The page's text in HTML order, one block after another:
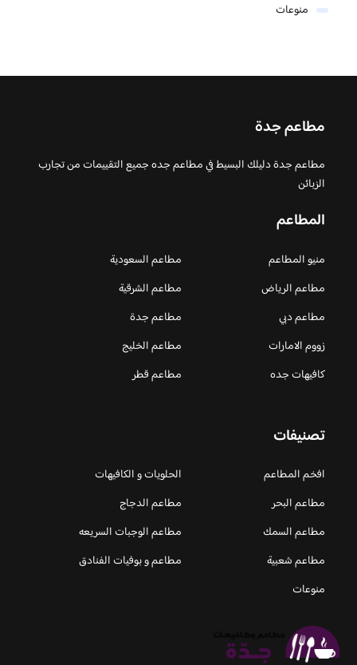
منوعات
مطاعم جدة
مطاعم جدة دليلك البسيط في مطاعم جده جميع التقييمات من تجارب
الزبائن
المطاعم
منيو المطاعم
مطاعم السعودية
مطاعم الرياض
مطاعم الشرقية
مطاعم دبي
مطاعم جدة
زووم الامارات
مطاعم الخليج
كافيهات جده
مطاعم قطر
تصنيفات
افخم المطاعم
الحلويات و الكافيهات ‎
مطاعم البحر
مطاعم الدجاج
مطاعم السمك
مطاعم الوجبات السريعه
مطاعم شعبية
مطاعم و بوفيات الفنادق
منوعات